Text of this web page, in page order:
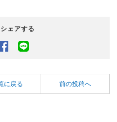
ェアする
Facebook
に戻る 前の投稿へ